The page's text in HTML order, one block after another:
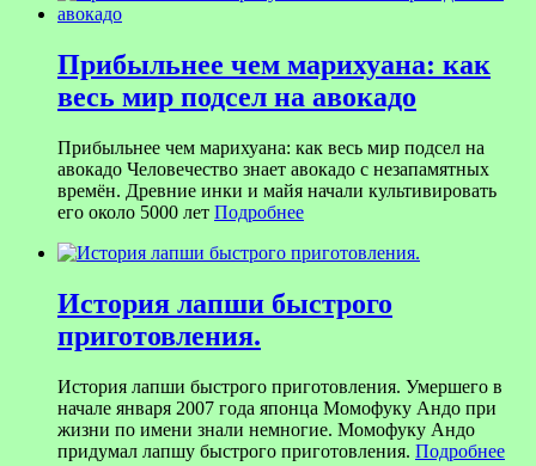
Прибыльнее чем марихуана: как
весь мир подсел на авокадо
Прибыльнее чем марихуана: как весь мир подсел на
авокадо Человечество знает авокадо с незапамятных
времён. Древние инки и майя начали культивировать
его около 5000 лет Подробнее
История лапши быстрого
приготовления.
История лапши быстрого приготовления. Умершего в
начале января 2007 года японца Момофуку Андо при
жизни по имени знали немногие. Момофуку Андо
придумал лапшу быстрого приготовления. Подробнее